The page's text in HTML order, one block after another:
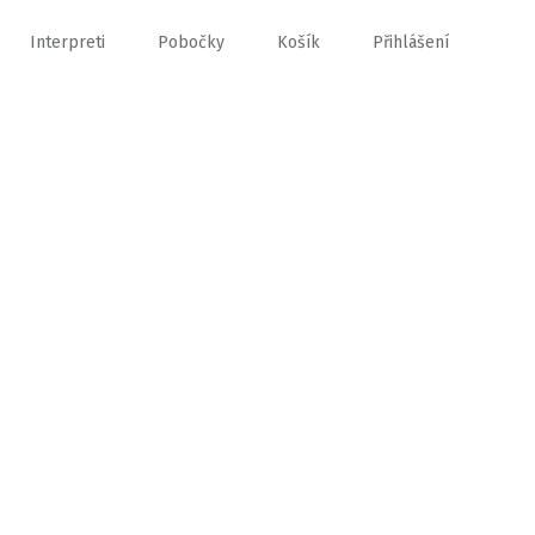
Interpreti Pobočky Košík Přihlášení